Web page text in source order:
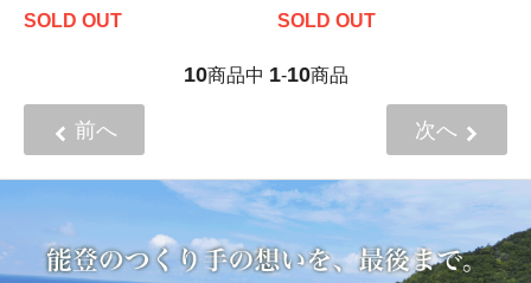
SOLD OUT SOLD OUT
10商品中 1-10商品
前へ 次へ